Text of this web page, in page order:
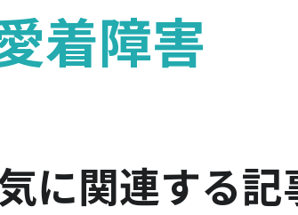
着障害
に関連する記